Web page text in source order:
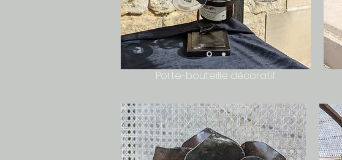
Porte-bouteille décoratif